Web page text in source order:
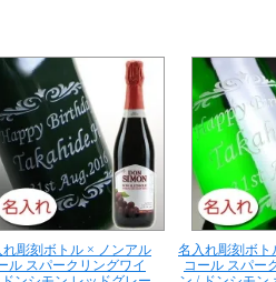
れ彫刻ボトル × ノンアル
ル スパークリングワイ
名入れ彫刻ボト
コール スパー